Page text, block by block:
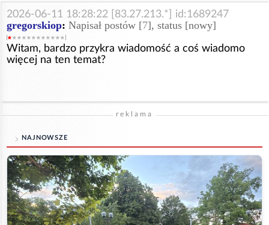
2026-06-11 18:28:22 [83.27.213.*] id:1689247
gregorskiop: Napisał postów [7], status [nowy]
Witam, bardzo przykra wiadomość a coś wiadomo
więcej na ten temat?
reklama
NAJNOWSZE